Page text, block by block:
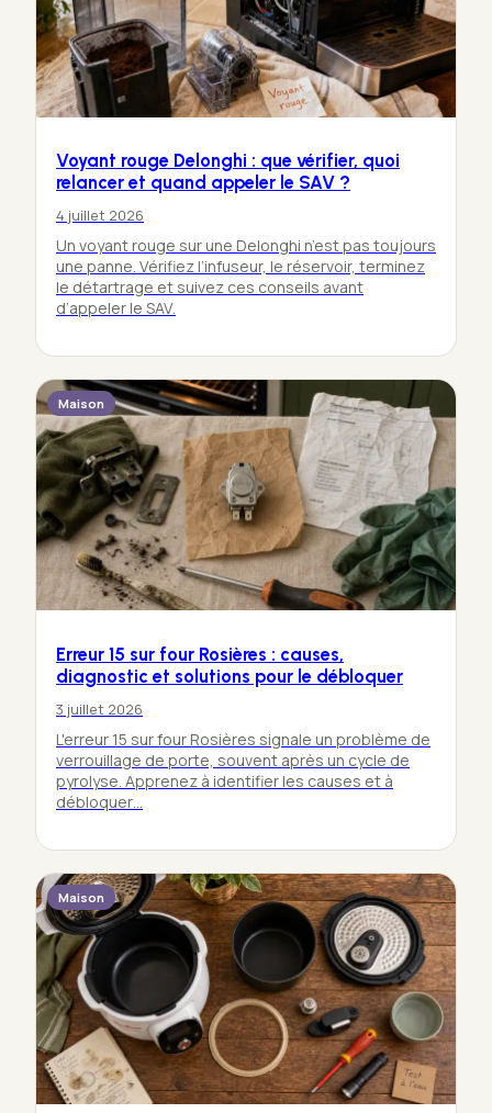
Voyant rouge Delonghi : que vérifier, quoi
relancer et quand appeler le SAV ?
4 juillet 2026
Un voyant rouge sur une Delonghi n’est pas toujours
une panne. Vérifiez l’infuseur, le réservoir, terminez
le détartrage et suivez ces conseils avant
d’appeler le SAV.
Maison
Erreur 15 sur four Rosières : causes,
diagnostic et solutions pour le débloquer
3 juillet 2026
L'erreur 15 sur four Rosières signale un problème de
verrouillage de porte, souvent après un cycle de
pyrolyse. Apprenez à identifier les causes et à
débloquer…
Maison